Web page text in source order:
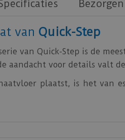
van Quick-Step
van Quick-Step is de
aandacht voor details valt
plaatst, is het van
akoestische en
vocht.